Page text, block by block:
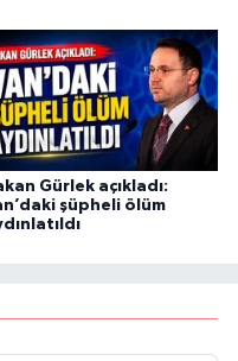
Gürlek açıkladı:
şüpheli ölüm